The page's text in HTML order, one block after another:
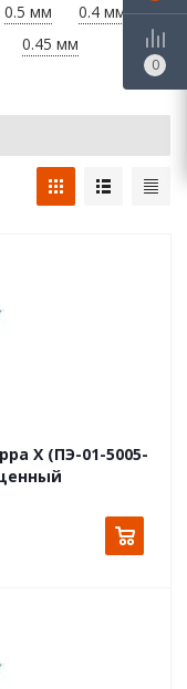
0.5 мм
0.4 мм
0.45 мм
X (ПЭ-01-5005-
0